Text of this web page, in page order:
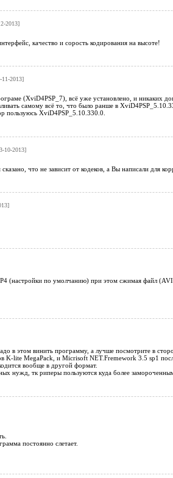
2013]
качество и сорость кодирования на высоте!
2013]
(XviD4PSP_7), всё уже установлено, и никаких
самому всё то, что было ранше в
пользуюсь XviD4PSP_5.10.330.0.
10-2013]
что не зависит от кодеков, а Вы написали для
(настройки по умолчанию) при этом сжимая файл
в этом винить программу, а лучше посмотрите в
K-lite MegaPack, и Micrisoft NET.Fremework 3.5 sp1
вообще в другой формат.
нужд, тк риперы пользуются куда более
постоянно слетает.